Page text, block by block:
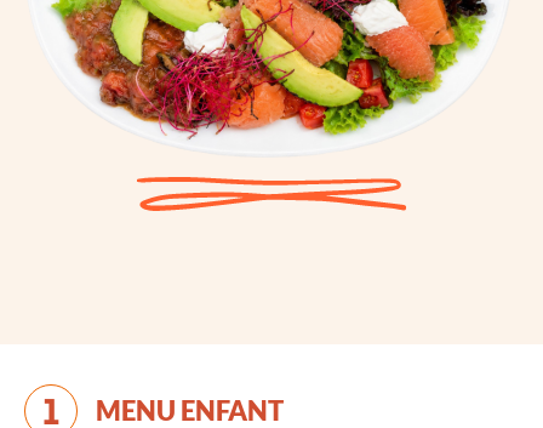
MENU ENFANT